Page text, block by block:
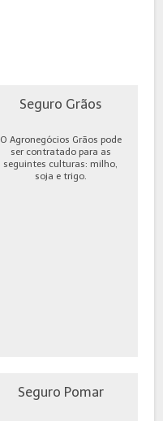
Seguro Grãos
O Agronegócios Grãos pode
ser contratado para as
seguintes culturas: milho,
soja e trigo.
Seguro Pomar